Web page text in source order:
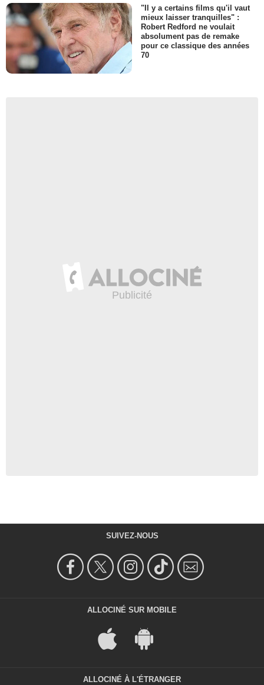
"Il y a certains films qu'il vaut
mieux laisser tranquilles" :
Robert Redford ne voulait
absolument pas de remake
pour ce classique des années
70
SUIVEZ-NOUS
ALLOCINÉ SUR MOBILE
ALLOCINÉ À L'ÉTRANGER